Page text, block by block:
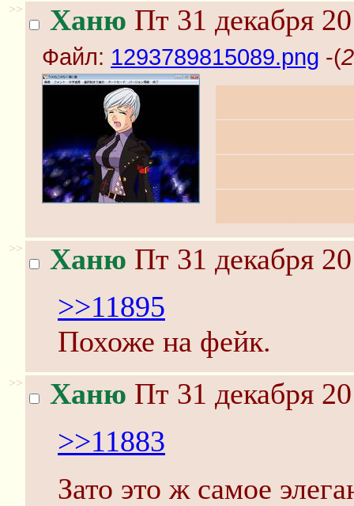
>> Ханю Пт 31 декабря
Файл: 1293789815089.png -(
>> Ханю Пт 31 декабря
>>11895
Похоже на фейк.
>> Ханю Пт 31 декабря
>>11883
Зато это ж самое